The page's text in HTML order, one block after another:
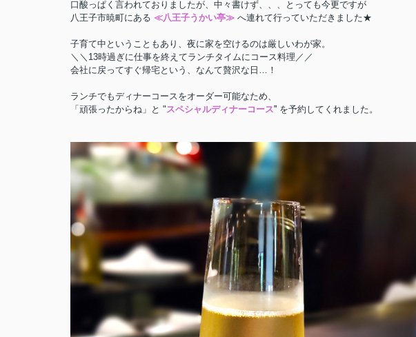
口酸っぱく言われておりましたが、中々書けず、、、とっても今更ですが
八王子市暁町にある ≪八王子うかい亭≫ へ連れて行っていただきました★
子育て中ということもあり、夜に家を空けるのは厳しいわが家。
＼＼13時過ぎに仕事を終えてランチタイムにコース料理／／
会社に戻ってすぐ帰宅という、なんて贅沢な日…！
ランチでもディナーコースをオーダー可能なため、
「頑張ったからね」と "スペシャルディナーコース” を予約してくれました。